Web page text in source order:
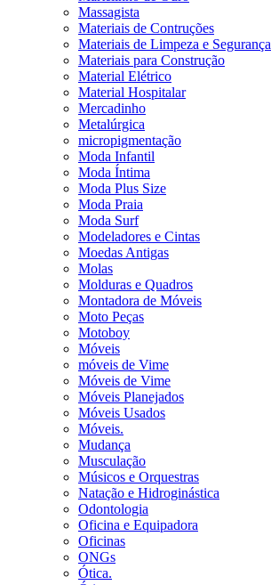
Massagista
Materiais de Contruções
Materiais de Limpeza e Segurança
Materiais para Construção
Material Elétrico
Material Hospitalar
Mercadinho
Metalúrgica
micropigmentação
Moda Infantil
Moda Íntima
Moda Plus Size
Moda Praia
Moda Surf
Modeladores e Cintas
Moedas Antigas
Molas
Molduras e Quadros
Montadora de Móveis
Moto Peças
Motoboy
Móveis
móveis de Vime
Móveis de Vime
Móveis Planejados
Móveis Usados
Móveis.
Mudança
Musculação
Músicos e Orquestras
Natação e Hidroginástica
Odontologia
Oficina e Equipadora
Oficinas
ONGs
Ótica.